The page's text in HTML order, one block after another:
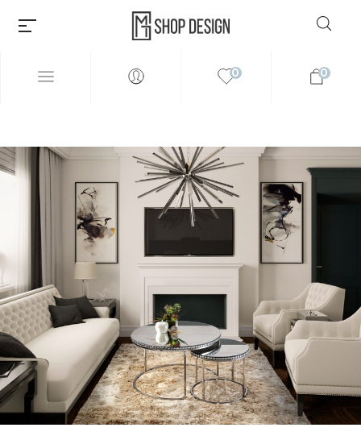
Millions of people around the
world visit Envato to buy and
sell creative assets, use smart
design templates, learn
creative skills or even hire
freelancers. With an industry-
leading marketplace paired
with an unlimited subscription
0 0